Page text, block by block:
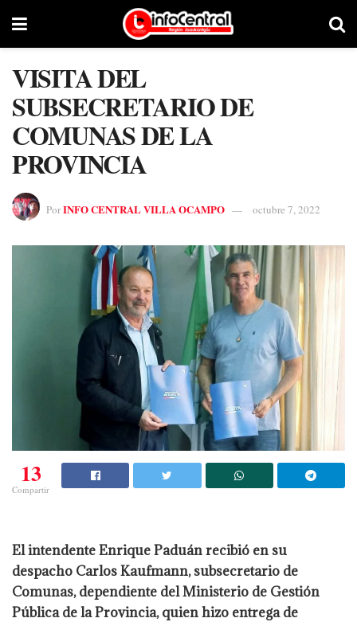
VISITA DEL
SUBSECRETARIO DE
COMUNAS DE LA
PROVINCIA
PorINFO CENTRAL VILLA OCAMPO octubre 7, 2022
13
Compartir
El intendente Enrique Paduán recibió en su
despacho Carlos Kaufmann, subsecretario de
Comunas, dependiente del Ministerio de Gestión
Pública de la Provincia, quien hizo entrega de